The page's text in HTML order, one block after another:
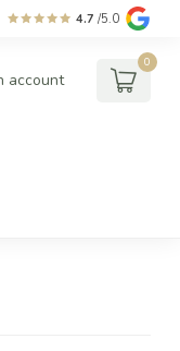
4.7 /5.0
account
0